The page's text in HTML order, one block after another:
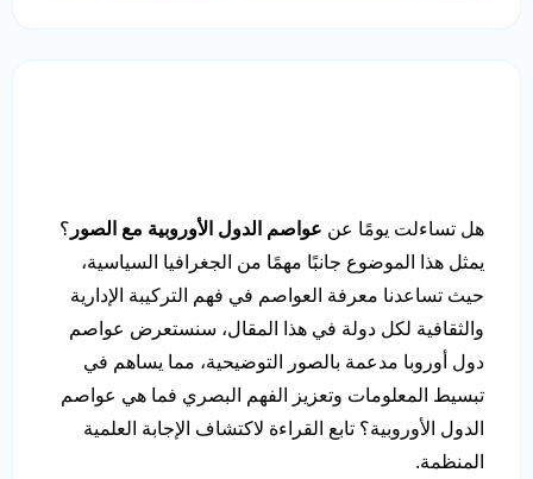
هل تساءلت يومًا عن عواصم الدول الأوروبية مع الصور ؟
يمثل هذا الموضوع جانبًا مهمًا من الجغرافيا السياسية،
حيث تساعدنا معرفة العواصم في فهم التركيبة الإدارية
والثقافية لكل دولة في هذا المقال، سنستعرض عواصم
دول أوروبا مدعمة بالصور التوضيحية، مما يساهم في
تبسيط المعلومات وتعزيز الفهم البصري فما هي عواصم
الدول الأوروبية؟ تابع القراءة لاكتشاف الإجابة العلمية
المنظمة.